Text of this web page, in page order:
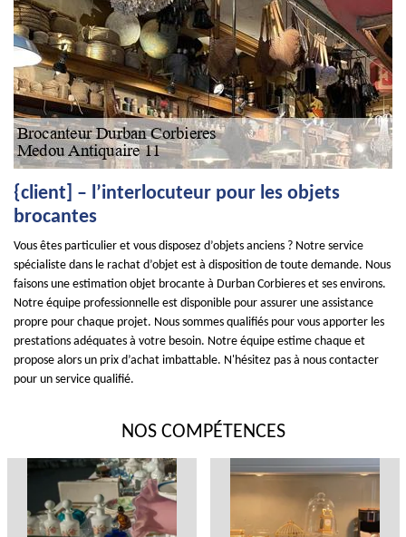
{client] – l’interlocuteur pour les objets
brocantes
Vous êtes particulier et vous disposez d’objets anciens ? Notre service
spécialiste dans le rachat d’objet est à disposition de toute demande. Nous
faisons une estimation objet brocante à Durban Corbieres et ses environs.
Notre équipe professionnelle est disponible pour assurer une assistance
propre pour chaque projet. Nous sommes qualifiés pour vous apporter les
prestations adéquates à votre besoin. Notre équipe estime chaque et
propose alors un prix d’achat imbattable. N'hésitez pas à nous contacter
pour un service qualifié.
NOS COMPÉTENCES